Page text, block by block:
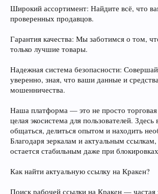
Широкий ассортимент: Найдите всё, что
проверенных продавцов.
Гарантия качества: Мы заботимся о том,
только лучшие товары.
Надежная система безопасности:
уверенно, зная, что ваши данные и
мошенничества.
Наша платформа — это не просто
целая экосистема для пользователей.
общаться, делиться опытом и находить
Благодаря зеркалам и актуальным
остается стабильным даже при
Как найти актуальную ссылку на Кракeн?
Поиск рабочей ссылки на Кракeн — частая